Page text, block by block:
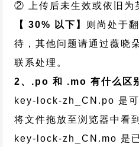
② 上传后未生效或依旧为
【 30% 以下】 则尚处于
待，其他问题请通过薇晓
联系处理。
2、.po 和 .mo 有什么区
key-lock-zh_CN.po 是可
将文件拖放至浏览器中看
key-lock-zh_CN.mo 是